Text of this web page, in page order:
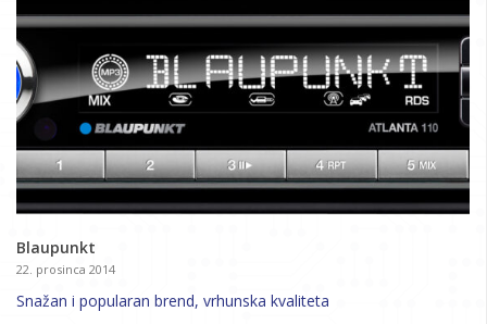
Blaupunkt
22. prosinca 2014
Snažan i popularan brend, vrhunska kvaliteta